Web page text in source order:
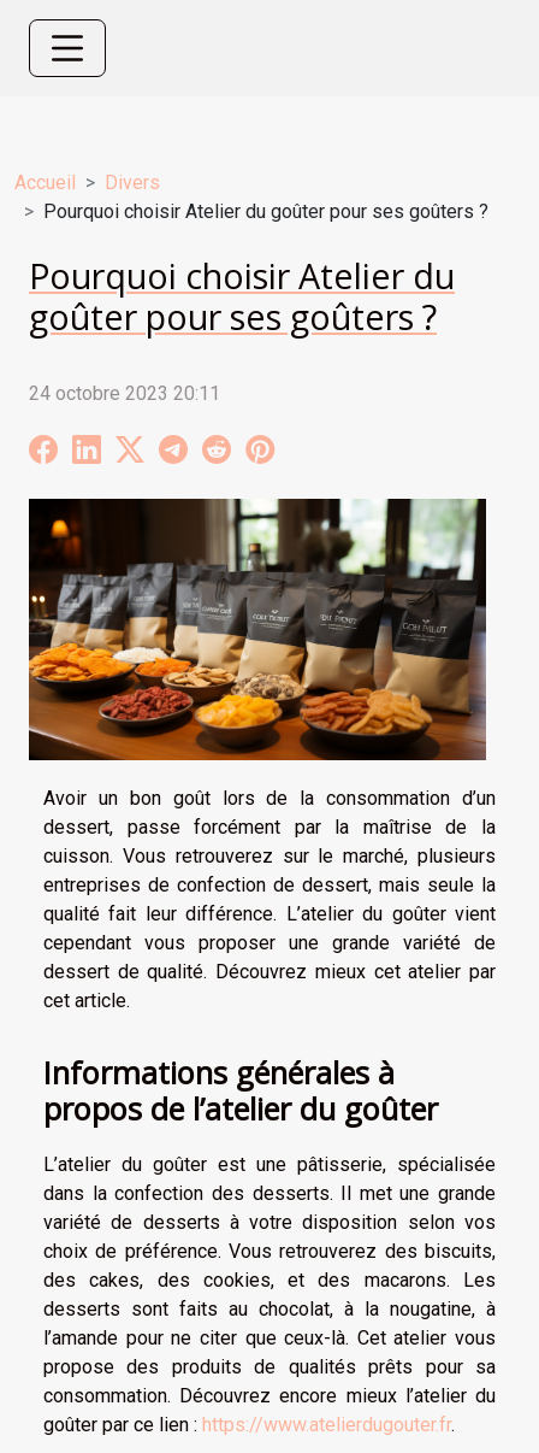
Accueil
Divers
Pourquoi choisir Atelier du goûter pour ses goûters ?
Pourquoi choisir Atelier du
goûter pour ses goûters ?
24 octobre 2023 20:11
Avoir un bon goût lors de la consommation d’un
dessert, passe forcément par la maîtrise de la
cuisson. Vous retrouverez sur le marché, plusieurs
entreprises de confection de dessert, mais seule la
qualité fait leur différence. L’atelier du goûter vient
cependant vous proposer une grande variété de
dessert de qualité. Découvrez mieux cet atelier par
cet article.
Informations générales à
propos de l’atelier du goûter
L’atelier du goûter est une pâtisserie, spécialisée
dans la confection des desserts. Il met une grande
variété de desserts à votre disposition selon vos
choix de préférence. Vous retrouverez des biscuits,
des cakes, des cookies, et des macarons. Les
desserts sont faits au chocolat, à la nougatine, à
l’amande pour ne citer que ceux-là. Cet atelier vous
propose des produits de qualités prêts pour sa
consommation. Découvrez encore mieux l’atelier du
goûter par ce lien : https://www.atelierdugouter.fr.